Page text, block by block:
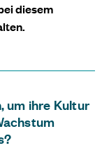
diesem
um ihre Kultur